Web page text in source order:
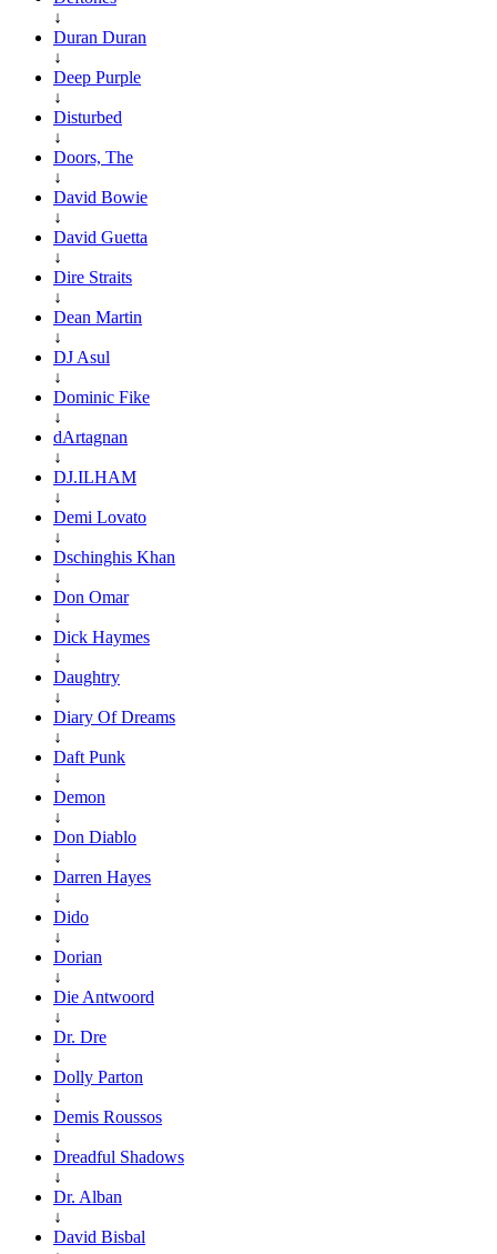
↓
Duran Duran
↓
Deep Purple
↓
Disturbed
↓
Doors, The
↓
David Bowie
↓
David Guetta
↓
Dire Straits
↓
Dean Martin
↓
DJ Asul
↓
Dominic Fike
↓
dArtagnan
↓
DJ.ILHAM
↓
Demi Lovato
↓
Dschinghis Khan
↓
Don Omar
↓
Dick Haymes
↓
Daughtry
↓
Diary Of Dreams
↓
Daft Punk
↓
Demon
↓
Don Diablo
↓
Darren Hayes
↓
Dido
↓
Dorian
↓
Die Antwoord
↓
Dr. Dre
↓
Dolly Parton
↓
Demis Roussos
↓
Dreadful Shadows
↓
Dr. Alban
↓
David Bisbal